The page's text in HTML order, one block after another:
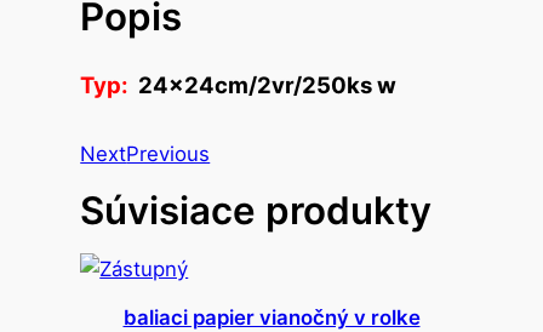
b
ú
k
b
e
l
Popis
Typ: 24x24cm/2vr/250ks w
NextPrevious
Súvisiace produkty
baliaci papier vianočný v rolke